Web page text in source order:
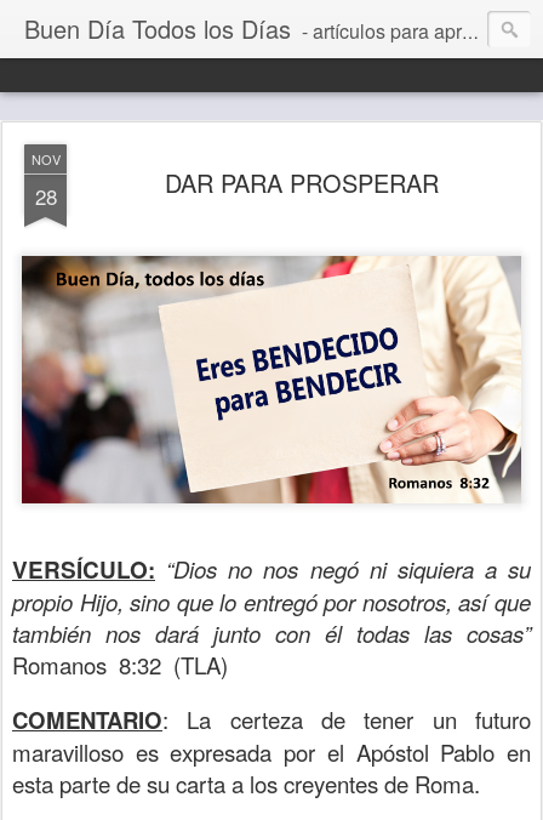
Buen Día Todos los Días - artículos para aprender a vivir mejor, un día a la vez. Por Juan C Quintero
NOV
28 DAR PARA PROSPERAR
VERSÍCULO: “Dios no nos negó ni siquiera a su
propio Hijo, sino que lo entregó por nosotros, así que
también nos dará junto con él todas las cosas”
Romanos 8:32 (TLA)
COMENTARIO: La certeza de tener un futuro
maravilloso es expresada por el Apóstol Pablo en
esta parte de su carta a los creyentes de Roma.